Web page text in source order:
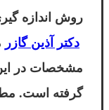
دکتر آذین گازر
مشخصات در
گرفته است.